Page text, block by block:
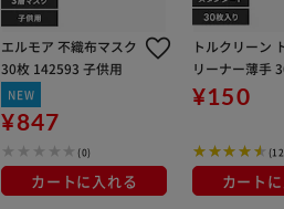
エルモア 不織布マスク
30枚 142593 子供用
NEW
¥847
(0)
カートに入れる
トルクリーン
リーナー薄手
-TU30
¥150
カート